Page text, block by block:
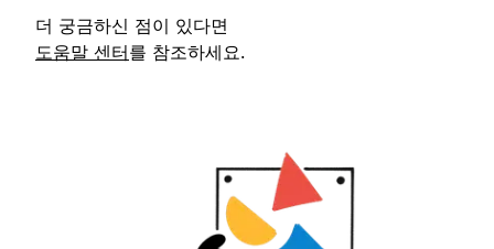
더 궁금하신 점이 있다면
도움말 센터를 참조하세요.